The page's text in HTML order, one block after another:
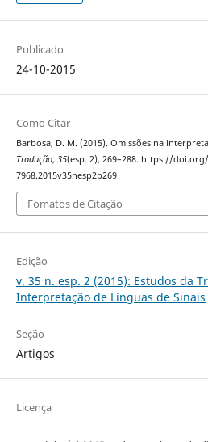
Publicado
24-10-2015
Como Citar
Barbosa, D. M. (2015). Omissões na
Tradução, 35(esp. 2), 269–288. https://
7968.2015v35nesp2p269
Fomatos de Citação
Edição
v. 35 n. esp. 2 (2015): Estudos da
Interpretação de Línguas de Sinais
Seção
Artigos
Licença